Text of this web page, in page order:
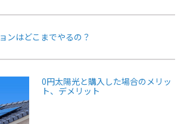
ンはどこまでやるの？
0円太陽光と購入した場合のメリッ
ト、デメリット